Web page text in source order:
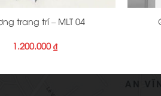
trang trí – MLT 04
1.200.000₫